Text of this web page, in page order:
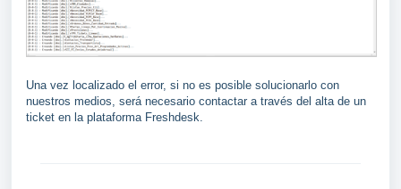
Una vez localizado el error, si no es posible solucionarlo con
nuestros medios, será necesario contactar a través del alta de un
ticket en la plataforma Freshdesk.